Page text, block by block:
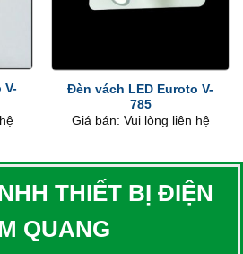
V-
Đèn vách LED Euroto V-
785
Giá bán: Vui lòng liên hệ
THIẾT BỊ ĐIỆN
QUANG